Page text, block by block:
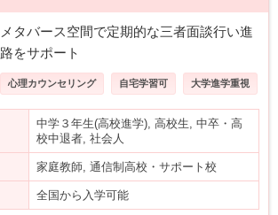
メタバース空間で定期的な三者面談行い進
路をサポート
心理カウンセリング 自宅学習可 大学進学重視
中学３年生(高校進学), 高校生, 中卒・高
校中退者, 社会人
家庭教師, 通信制高校・サポート校
全国から入学可能